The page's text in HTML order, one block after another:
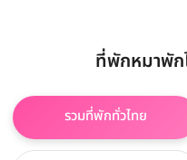
ที่พักหมาพัก
รวมที่พักทั่วไทย